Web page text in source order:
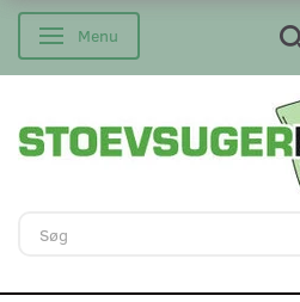
Skifte navigation
Menu